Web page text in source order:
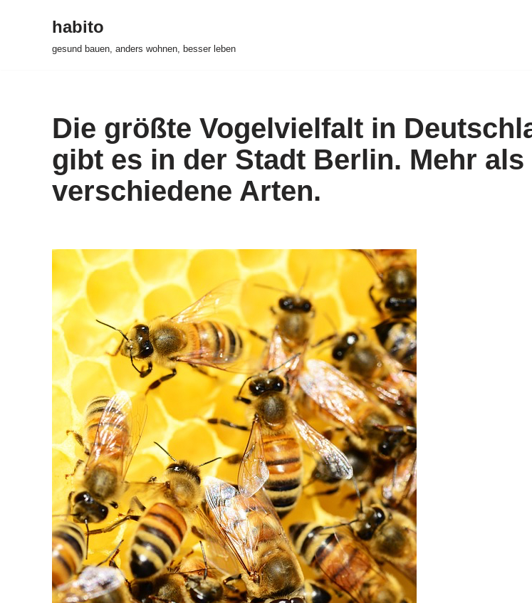
habito
gesund bauen, anders wohnen, besser leben
Die größte Vogelvielfalt in
gibt es in der Stadt Berlin. Mehr als
verschiedene Arten.